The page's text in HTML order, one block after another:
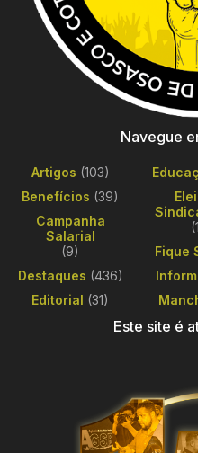
Navegue
Artigos (103)
Benefícios (39)
Campanha
Salarial
(9)
Destaques (436)
Editorial (31)
Fique
Este site é